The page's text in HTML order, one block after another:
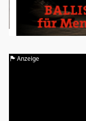
Anzeige